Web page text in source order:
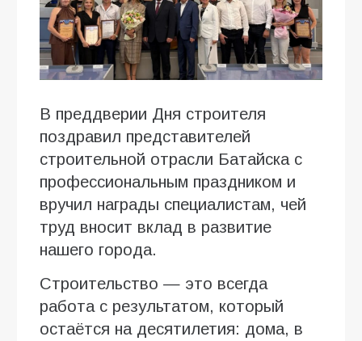
В преддверии Дня строителя
поздравил представителей
строительной отрасли Батайска с
профессиональным праздником и
вручил награды специалистам, чей
труд вносит вклад в развитие
нашего города.
Строительство — это всегда
работа с результатом, который
остаётся на десятилетия: дома, в